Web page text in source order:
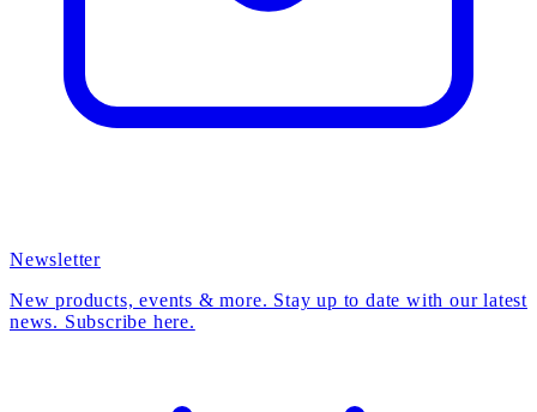
Newsletter
New products, events & more. Stay up to date with our latest
news. Subscribe here.